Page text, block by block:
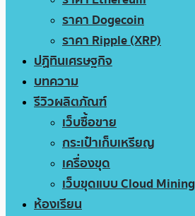
ราคา Dogecoin
ราคา Ripple (XRP)
ปฏิทินเศรษฐกิจ
บทความ
รีวิวผลิตภัณฑ์
เว็บซื้อขาย
กระเป๋าเก็บเหรียญ
เครื่องขุด
เว็บขุดแบบ Cloud Mining
ห้องเรียน